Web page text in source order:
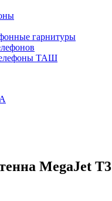
гарнитуры
ТАШ
MegaJet T3